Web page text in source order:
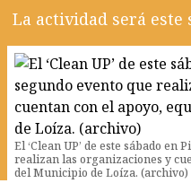
La actividad será este
El ‘Clean UP’ de este sábado en
realizan las organizaciones y
del Municipio de Loíza. (archivo)